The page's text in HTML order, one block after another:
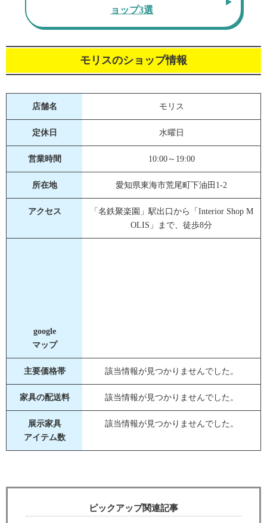
ョップ3選
モリスのショップ情報
店舗名 モリス
定休日 水曜日
営業時間 10:00～19:00
所在地 愛知県東海市荒尾町下油田1-2
アクセス
「名鉄聚楽園」駅出口から「Interior Shop M
OLIS」まで、徒歩8分
google
マップ
主要価格帯 該当情報が見つかりませんでした。
家具の配送料 該当情報が見つかりませんでした。
展示家具
アイテム数
該当情報が見つかりませんでした。
ピックアップ関連記事